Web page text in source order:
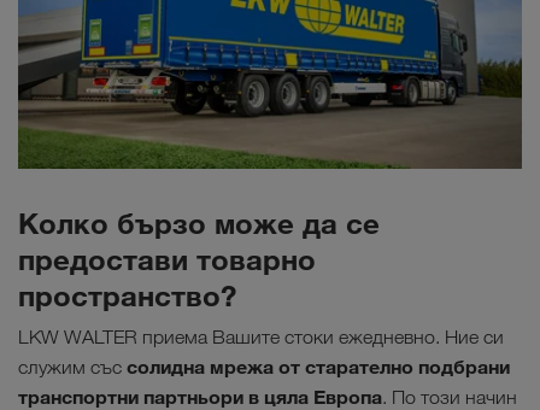
Колко бързо може да се
предостави товарно
пространство?
LKW WALTER приема Вашите стоки ежедневно. Ние си
служим със солидна мрежа от старателно подбрани
транспортни партньори в цяла Европа. По този начин